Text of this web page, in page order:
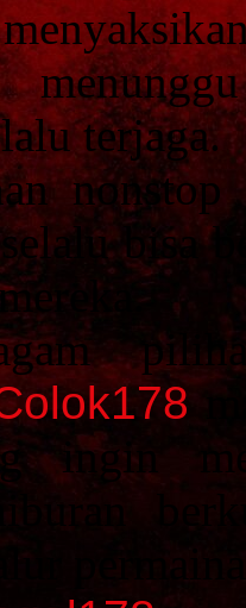
terjaga.
bisa
ingin